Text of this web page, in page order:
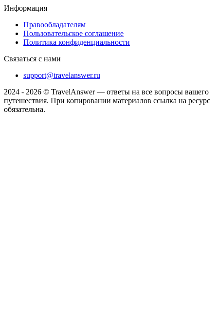
Информация
Правообладателям
Пользовательское соглашение
Политика конфиденциальности
Связаться с нами
support@travelanswer.ru
2024 - 2026 © TravelAnswer — ответы на все вопросы вашего
путешествия. При копировании материалов ссылка на ресурс
обязательна.